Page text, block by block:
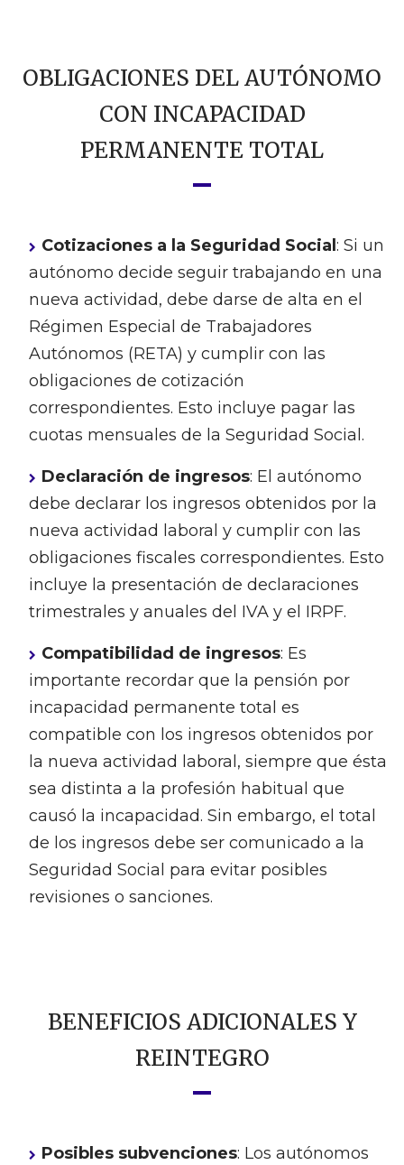
OBLIGACIONES DEL AUTÓNOMO
CON INCAPACIDAD
PERMANENTE TOTAL
Cotizaciones a la Seguridad Social : Si un
autónomo decide seguir trabajando en una
nueva actividad, debe darse de alta en el
Régimen Especial de Trabajadores
Autónomos (RETA) y cumplir con las
obligaciones de cotización
correspondientes. Esto incluye pagar las
cuotas mensuales de la Seguridad Social.
Declaración de ingresos: El autónomo
debe declarar los ingresos obtenidos por la
nueva actividad laboral y cumplir con las
obligaciones fiscales correspondientes. Esto
incluye la presentación de declaraciones
trimestrales y anuales del IVA y el IRPF.
Compatibilidad de ingresos: Es
importante recordar que la pensión por
incapacidad permanente total es
compatible con los ingresos obtenidos por
la nueva actividad laboral, siempre que ésta
sea distinta a la profesión habitual que
causó la incapacidad. Sin embargo, el total
de los ingresos debe ser comunicado a la
Seguridad Social para evitar posibles
revisiones o sanciones.
BENEFICIOS ADICIONALES Y
REINTEGRO
Posibles subvenciones: Los autónomos